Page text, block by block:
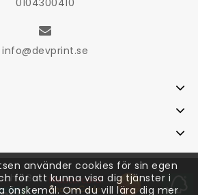
0104300410
info@devprint.se
AB
använder cookies för sin egen
för att kunna visa dig tjänster i
önskemål. Om du vill lära dig mer